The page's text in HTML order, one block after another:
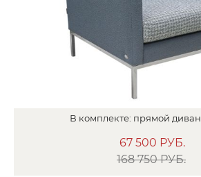
В комплекте: прямой диван
67 500 РУБ.
168 750 РУБ.